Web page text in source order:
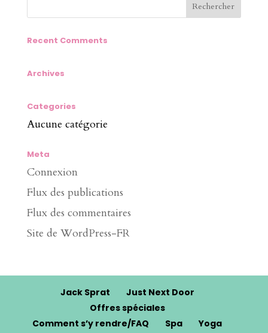
Recent Comments
Archives
Categories
Aucune catégorie
Meta
Connexion
Flux des publications
Flux des commentaires
Site de WordPress-FR
Jack Sprat
Just Next Door
Offres spéciales
Comment s’y rendre/FAQ
Spa Yoga